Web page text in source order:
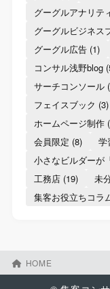
グーグルアナリテ
グーグルビジネス
グーグル広告(1)
コンサル浅野blog
サーチコンソール
フェイスブック (3)
ホームページ制作
会員限定 (8) 学
小さなビルダーが
工務店(19) 未
集客お役立ちコラ
HOME